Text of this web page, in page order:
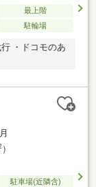
最上階
駐輪場
・ドコモのあ
）
駐車場(近隣含)